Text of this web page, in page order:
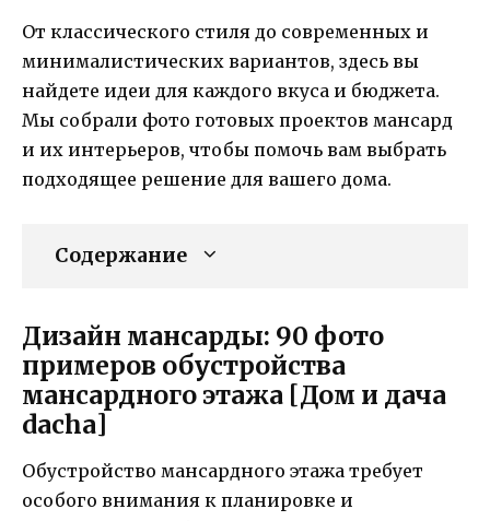
От классического стиля до современных и
минималистических вариантов, здесь вы
найдете идеи для каждого вкуса и бюджета.
Мы собрали фото готовых проектов мансард
и их интерьеров, чтобы помочь вам выбрать
подходящее решение для вашего дома.
Содержание
Дизайн мансарды: 90 фото
примеров обустройства
мансардного этажа [Дом и дача
dacha]
Обустройство мансардного этажа требует
особого внимания к планировке и